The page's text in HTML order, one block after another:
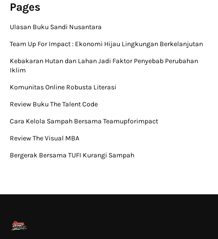
Pages
Ulasan Buku Sandi Nusantara
Team Up For Impact : Ekonomi Hijau Lingkungan Berkelanjutan
Kebakaran Hutan dan Lahan Jadi Faktor Penyebab Perubahan
Iklim
Komunitas Online Robusta Literasi
Review Buku The Talent Code
Cara Kelola Sampah Bersama Teamupforimpact
Review The Visual MBA
Bergerak Bersama TUFI Kurangi Sampah